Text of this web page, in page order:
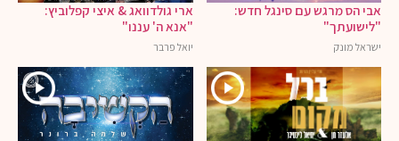
אבי הס מרגש עם סינגל חדש:
"לישועתך"
ישראל מונק
ארי גולדוואג & איצי קפלוביץ:
"אנא ה' עננו"
יואל פרבר